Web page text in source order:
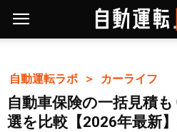
自動運転ラボ ＞ カーライフ
自動車保険の一括見積
選を比較【2026年最新